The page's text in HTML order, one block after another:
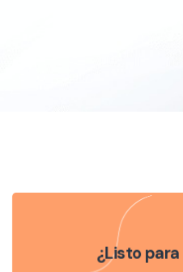
¿Listo